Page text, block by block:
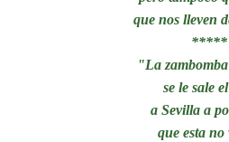
que nos lleven
*****
"La
se le sale
a Sevilla a
que esta